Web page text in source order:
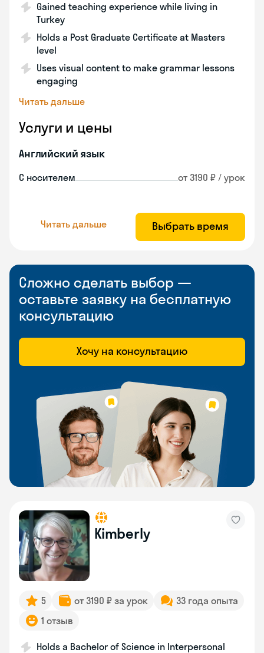
Gained teaching experience while living in
Turkey
Holds a Post Graduate Certificate at Masters
level
Uses visual content to make grammar lessons
engaging
Читать дальше
Услуги и цены
Английский язык
С носителем от 3190 ₽ / урок
Читать дальше Выбрать время
Сложно сделать выбор —
оставьте заявку на бесплатную
консультацию
Хочу на консультацию
Kimberly
5 от 3190 ₽ за урок
33 года опыта
1 отзыв
Holds a Bachelor of Science in Interpersonal